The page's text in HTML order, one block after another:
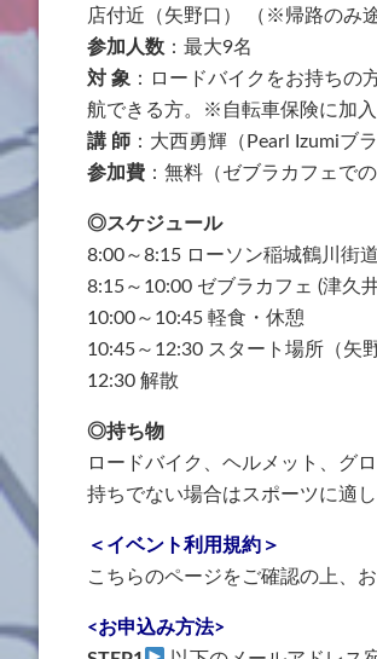
店付近（矢野口） （※帰路のみ
参加人数 ：最大9名
対 象 ：ロードバイクをお持ちの
航できる方。※自転車保険に加
講 師 ：大西勇輝（Pearl Izumiブ
参加費 ：無料（ゼブラカフェで
◎スケジュール
8:00～8:15 ローソン稲城鶴川街
8:15～10:00 ゼブラカフェ (津久
10:00～10:45 軽食・休憩
10:45～12:30 スタート場所（矢
12:30 解散
◎持ち物
ロードバイク、ヘルメット、グ
持ちでない場合はスポーツに適
＜イベント利用規約＞
こちらのページをご確認の上、
<お申込み方法>